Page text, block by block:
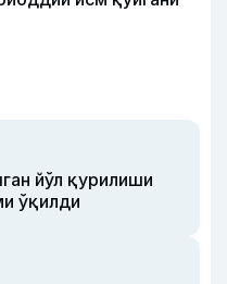
йўл қурилиши
ўқилди